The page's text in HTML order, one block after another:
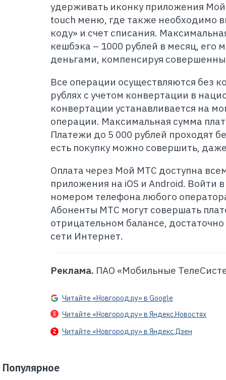
удерживать иконку приложения
touch меню, где также необходимо
коду» и счет списания.
кешбэка – 1000 рублей в месяц, его
деньгами, компенсируя
Все операции осуществляются без
рублях с учетом конвертации в
конвертации устанавливается на
операции. Максимальная сумма
Платежи до 5 000 рублей проходят
есть покупку можно совершить,
Оплата через Мой МТС доступна
приложения на iOS и Android. Войти
номером телефона любого
Абоненты МТС могут совершать
отрицательном балансе,
сети Интернет.
Реклама. ПАО «Мобильные
Читайте «Новгород.ру» в Google
Читайте «Новгород.ру» в Яндекс.Новостях
Читайте «Новгород.ру» в Яндекс.Дзен
Популярное